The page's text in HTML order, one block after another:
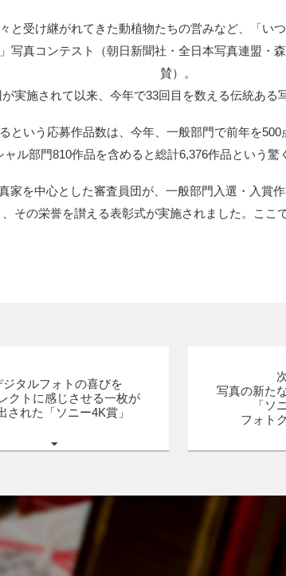
と受け継がれてきた動植物たちの営みなど、「い
写真コンテスト（朝日新聞社・全日本写真連盟・
賛）。
実施されて以来、今年で33回目を数える伝統ある
という応募作品数は、今年、一般部門で前年を500
ャル部門810作品を含めると総計6,376作品という驚
家を中心とした審査員団が、一般部門入選・入賞
その栄誉を讃える表彰式が実施されました。ここ
ジタルフォトの喜びを
クトに感じさせる一枚が
された「ソニー4K賞」
写真の新た
「ソ
フォト